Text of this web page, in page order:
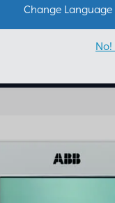
Change Language
No!